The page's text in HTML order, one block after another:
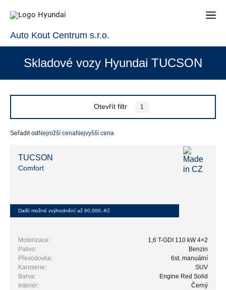
Auto Kout Centrum s.r.o.
Skladové vozy Hyundai TUCSON
Otevřít filtr 1
Seřadit od Nejnižší cenaNejvyšší cena
TUCSON
Comfort
Další možné zvýhodnění až 60.000,-Kč
Motorizace:
1,6 T-GDI 110 kW 4×2
Palivo:
Benzin
Převodovka:
6st. manuální
Karoserie:
SUV
Barva:
Engine Red Solid
Interiér:
Černý